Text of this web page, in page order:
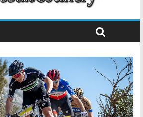
beim ersten XCO-Rennen der